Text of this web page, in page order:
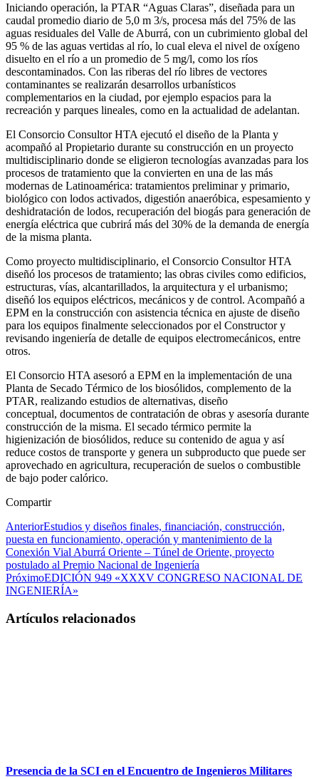
Iniciando operación, la PTAR “Aguas Claras”, diseñada para un
caudal promedio diario de 5,0 m 3/s, procesa más del 75% de las
aguas residuales del Valle de Aburrá, con un cubrimiento global del
95 % de las aguas vertidas al río, lo cual eleva el nivel de oxígeno
disuelto en el río a un promedio de 5 mg/l, como los ríos
descontaminados. Con las riberas del río libres de vectores
contaminantes se realizarán desarrollos urbanísticos
complementarios en la ciudad, por ejemplo espacios para la
recreación y parques lineales, como en la actualidad de adelantan.
El Consorcio Consultor HTA ejecutó el diseño de la Planta y
acompañó al Propietario durante su construcción en un proyecto
multidisciplinario donde se eligieron tecnologías avanzadas para los
procesos de tratamiento que la convierten en una de las más
modernas de Latinoamérica: tratamientos preliminar y primario,
biológico con lodos activados, digestión anaeróbica, espesamiento y
deshidratación de lodos, recuperación del biogás para generación de
energía eléctrica que cubrirá más del 30% de la demanda de energía
de la misma planta.
Como proyecto multidisciplinario, el Consorcio Consultor HTA
diseñó los procesos de tratamiento; las obras civiles como edificios,
estructuras, vías, alcantarillados, la arquitectura y el urbanismo;
diseñó los equipos eléctricos, mecánicos y de control. Acompañó a
EPM en la construcción con asistencia técnica en ajuste de diseño
para los equipos finalmente seleccionados por el Constructor y
revisando ingeniería de detalle de equipos electromecánicos, entre
otros.
El Consorcio HTA asesoró a EPM en la implementación de una
Planta de Secado Térmico de los biosólidos, complemento de la
PTAR, realizando estudios de alternativas, diseño
conceptual, documentos de contratación de obras y asesoría durante
construcción de la misma. El secado térmico permite la
higienización de biosólidos, reduce su contenido de agua y así
reduce costos de transporte y genera un subproducto que puede ser
aprovechado en agricultura, recuperación de suelos o combustible
de bajo poder calórico.
Compartir
AnteriorEstudios y diseños finales, financiación, construcción,
puesta en funcionamiento, operación y mantenimiento de la
Conexión Vial Aburrá Oriente – Túnel de Oriente, proyecto
postulado al Premio Nacional de Ingeniería
PróximoEDICIÓN 949 «XXXV CONGRESO NACIONAL DE
INGENIERÍA»
Artículos relacionados
Presencia de la SCI en el Encuentro de Ingenieros Militares